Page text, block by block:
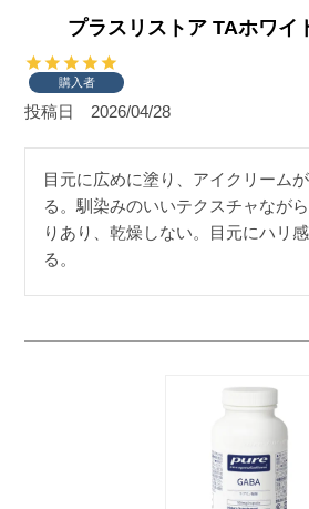
プラスリストア TAホワイ
購入者
投稿日 2026/04/28
目元に広めに塗り、アイクリーム
る。馴染みのいいテクスチャなが
りあり、乾燥しない。目元にハリ
る。